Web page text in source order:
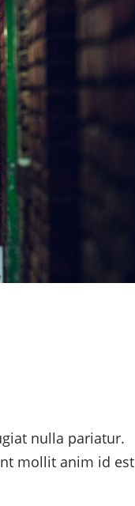
nulla pariatur.
mollit anim id est